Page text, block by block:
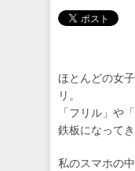
ほとんどの女
リ。
「フリル」や
鉄板になってき
私のスマホの